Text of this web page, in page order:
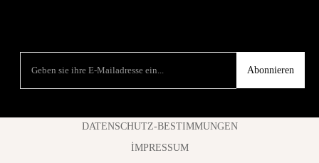
Abonnieren
DATENSCHUTZ-BESTIMMUNGEN
İMPRESSUM